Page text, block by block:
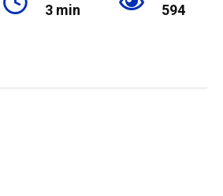
3 min 594